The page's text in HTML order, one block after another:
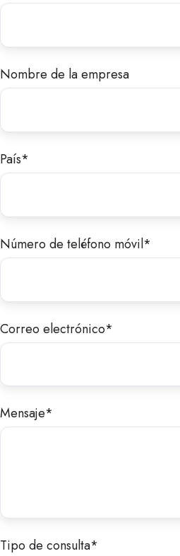
Nombre de la empresa
País*
Número de teléfono móvil*
Correo electrónico*
Mensaje*
Tipo de consulta*